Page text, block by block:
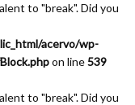
to "break". Did you
acervo/wp-
on line539
to "break". Did you